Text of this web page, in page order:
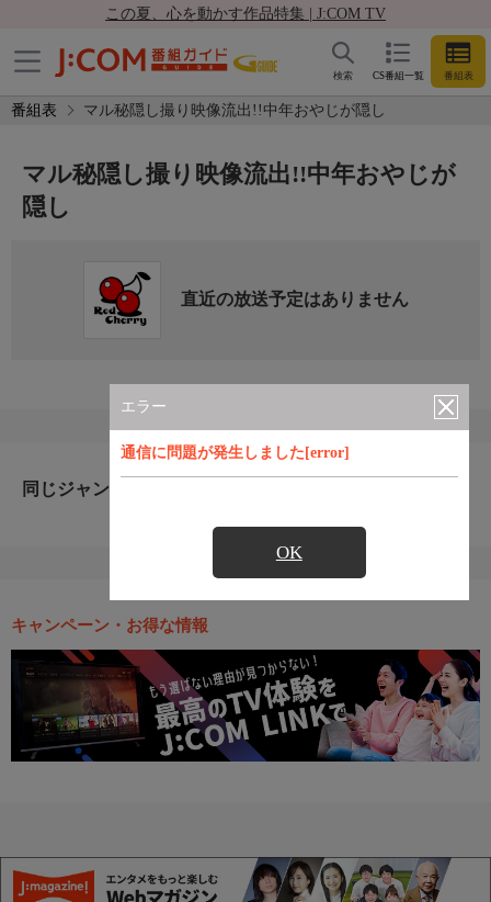
この夏、心を動かす作品特集 | J:COM TV
CS番組一覧 番組表
検索
番組表 マル秘隠し撮り映像流出!!中年おやじが隠し
エラー
通信に問題が発生しました[error]
OK
マル秘隠し撮り映像流出!!中年おやじが
隠し
直近の放送予定はありません
同じジャンルのおすすめ番組
キャンペーン・お得な情報